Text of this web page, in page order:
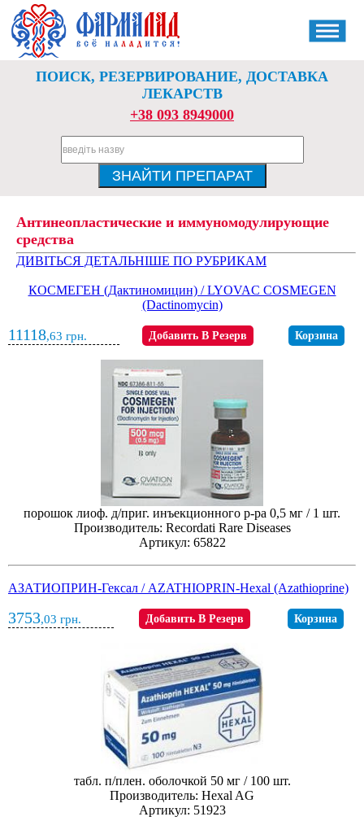
ПОИСК, РЕЗЕРВИРОВАНИЕ, ДОСТАВКА
ЛЕКАРСТВ
+38 093 8949000
Антинеопластические и иммуномодулирующие
средства
ДИВІТЬСЯ ДЕТАЛЬНІШЕ ПО РУБРИКАМ
КОСМЕГЕН (Дактиномицин) / LYOVAC COSMEGEN
(Dactinomycin)
11118,63 грн. Добавить В Резерв Корзина
порошок лиоф. д/приг. инъекционного р-ра 0,5 мг / 1 шт.
Производитель: Recordati Rare Diseases
Артикул: 65822
АЗАТИОПРИН-Гексал / AZATHIOPRIN-Hexal (Azathioprine)
3753,03 грн. Добавить В Резерв Корзина
табл. п/плен. оболочкой 50 мг / 100 шт.
Производитель: Hexal AG
Артикул: 51923